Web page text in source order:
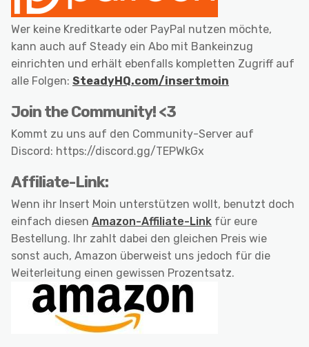
Wer keine Kreditkarte oder PayPal nutzen möchte,
kann auch auf Steady ein Abo mit Bankeinzug
einrichten und erhält ebenfalls kompletten Zugriff auf
alle Folgen: SteadyHQ.com/insertmoin
Join the Community! <3
Kommt zu uns auf den Community-Server auf
Discord: https://discord.gg/TEPWkGx
Affiliate-Link:
Wenn ihr Insert Moin unterstützen wollt, benutzt doch
einfach diesen Amazon-Affiliate-Link für eure
Bestellung. Ihr zahlt dabei den gleichen Preis wie
sonst auch, Amazon überweist uns jedoch für die
Weiterleitung einen gewissen Prozentsatz.